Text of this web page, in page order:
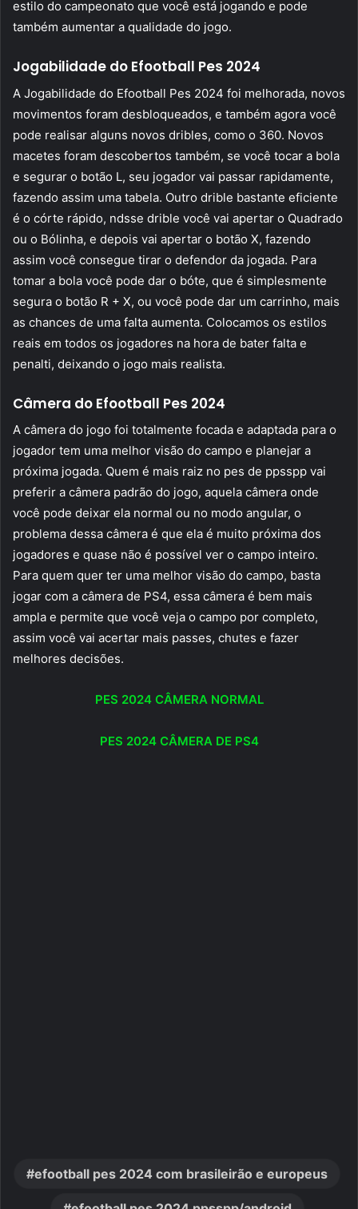
estilo do campeonato que você está jogando e pode
também aumentar a qualidade do jogo.
Jogabilidade do Efootball Pes 2024
A Jogabilidade do Efootball Pes 2024 foi melhorada, novos
movimentos foram desbloqueados, e também agora você
pode realisar alguns novos dribles, como o 360. Novos
macetes foram descobertos também, se você tocar a bola
e segurar o botão L, seu jogador vai passar rapidamente,
fazendo assim uma tabela. Outro drible bastante eficiente
é o córte rápido, ndsse drible você vai apertar o Quadrado
ou o Bólinha, e depois vai apertar o botão X, fazendo
assim você consegue tirar o defendor da jogada. Para
tomar a bola você pode dar o bóte, que é simplesmente
segura o botão R + X, ou você pode dar um carrinho, mais
as chances de uma falta aumenta. Colocamos os estilos
reais em todos os jogadores na hora de bater falta e
penalti, deixando o jogo mais realista.
Câmera do Efootball Pes 2024
A câmera do jogo foi totalmente focada e adaptada para o
jogador tem uma melhor visão do campo e planejar a
próxima jogada. Quem é mais raiz no pes de ppsspp vai
preferir a câmera padrão do jogo, aquela câmera onde
você pode deixar ela normal ou no modo angular, o
problema dessa câmera é que ela é muito próxima dos
jogadores e quase não é possível ver o campo inteiro.
Para quem quer ter uma melhor visão do campo, basta
jogar com a câmera de PS4, essa câmera é bem mais
ampla e permite que você veja o campo por completo,
assim você vai acertar mais passes, chutes e fazer
melhores decisões.
PES 2024 CÂMERA NORMAL
PES 2024 CÂMERA DE PS4
efootball pes 2024 com brasileirão e europeus